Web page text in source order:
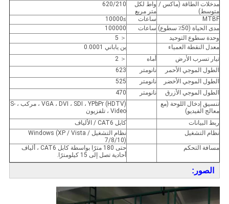
مدخلات الطاقة (ماكس /
متوسط)
واط لكل
متر مربع
620/210
MTBF ساعات
≥10000
مدى الحياة (50٪ سطوع)
ساعات
100000
وحدة سطوع التوحيد
＜ 5
معدل النقطة العمياء
ين ياباني 0.0001
تيار تسرب الأرض
أماه
＜ 2
الطول الموجي الأحمر
نانومتر
623
الطول الموجي الأخضر
نانومتر
525
الطول الموجي الأزرق
نانومتر
470
تنسيق إدخال اللوحة (مع
معالج الفيديو)
VGA ، DVI ، SDI ، YPbPr (HDTV) ، مركب ، S-
Video ، تلفزيون
ربط البيانات
كابل CAT6 / الألياف
نظام التشغيل
نظام التشغيل Windows (XP / Vista /
7/8/10)
مسافة التحكم
حتى 180 مترًا بواسطة كابل CAT6 ، ألياف
أحادية تصل إلى 15 كيلومترًا.
الصور: